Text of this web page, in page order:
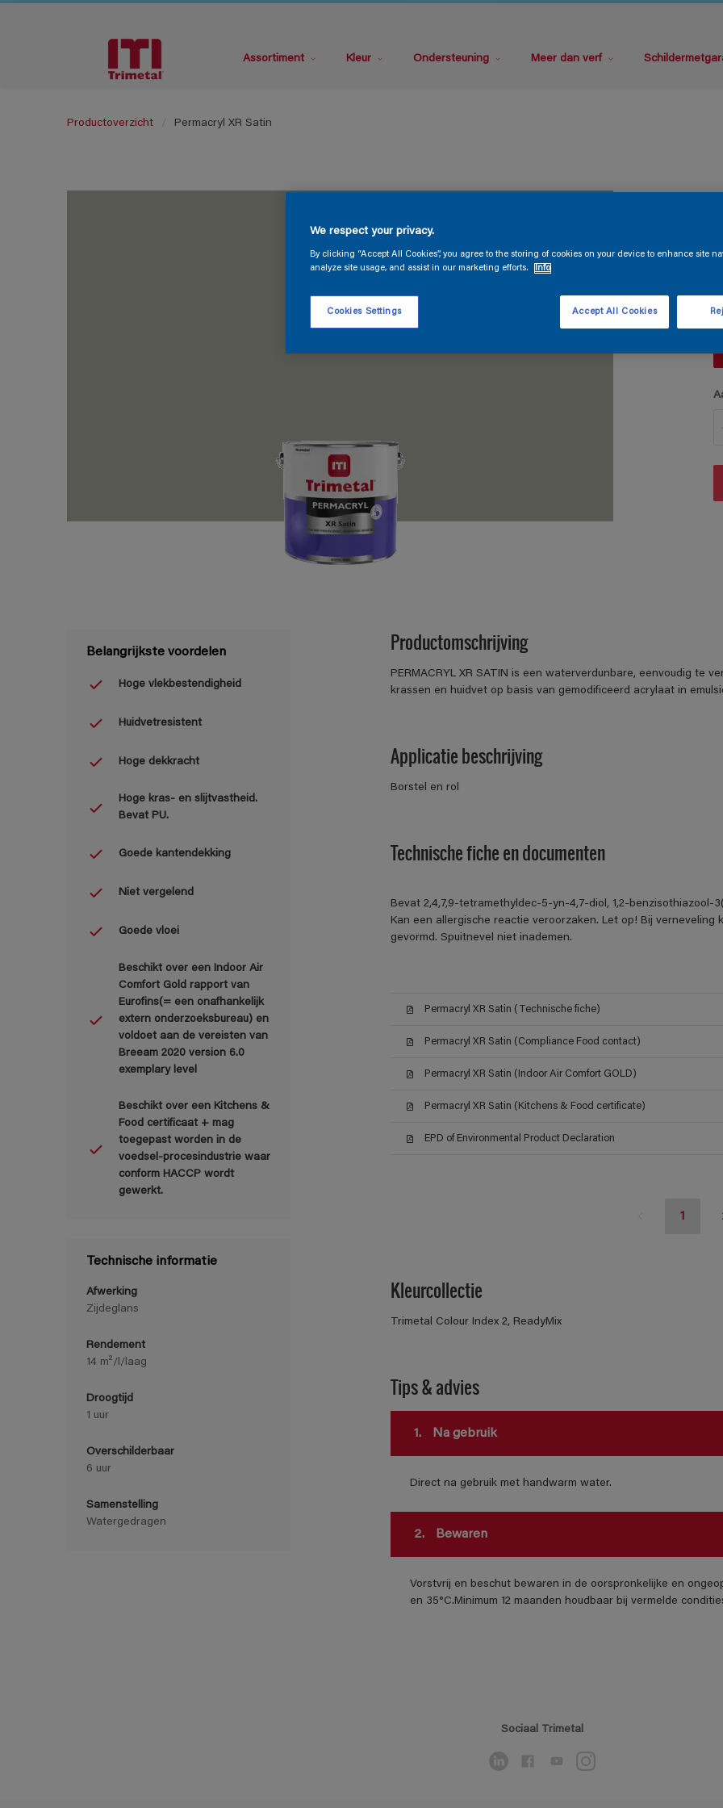
Assortiment Kleur Ondersteuning Meer dan verf
Productoverzicht Permacryl XR Satin
Belangrijkste voordelen
Hoge vlekbestendigheid
Huidvetresistent
Hoge dekkracht
Hoge kras- en slijtvastheid.
Bevat PU.
Goede kantendekking
Niet vergelend
Goede vloei
Beschikt over een Indoor Air
Comfort Gold rapport van
Eurofins(= een onafhankelijk
extern onderzoeksbureau) en
voldoet aan de vereisten van
Breeam 2020 version 6.0
exemplary level
Beschikt over een Kitchens &
Food certificaat + mag
toegepast worden in de
voedsel-procesindustrie waar
conform HACCP wordt
gewerkt.
Technische informatie
Afwerking
Zijdeglans
Rendement
14 m²/l/laag
Droogtijd
1 uur
Overschilderbaar
6 uur
Samenstelling
Watergedragen
Productomschrijving
PERMACRYL XR SATIN is een waterverdunbare, eenvoudig te
krassen en huidvet op basis van gemodificeerd acrylaat in
Applicatie beschrijving
Borstel en rol
Technische fiche en documenten
Bevat 2,4,7,9-tetramethyldec-5-yn-4,7-diol, 1,2-
Kan een allergische reactie veroorzaken. Let op! Bij
gevormd. Spuitnevel niet inademen.
Permacryl XR Satin (Technische fiche)
Permacryl XR Satin (Compliance Food contact)
Permacryl XR Satin (Indoor Air Comfort GOLD)
Permacryl XR Satin (Kitchens & Food certificate)
EPD of Environmental Product Declaration
1
Kleurcollectie
Trimetal Colour Index 2, ReadyMix
Tips & advies
1. Na gebruik
Direct na gebruik met handwarm water.
2. Bewaren
Vorstvrij en beschut bewaren in de oorspronkelijke en
en 35°C.Minimum 12 maanden houdbaar bij vermelde
Sociaal Trimetal
We respect your privacy.
By clicking “Accept All Cookies”, you agree to the storing of cookies on your device to enhance site
analyze site usage, and assist in our marketing efforts.
Info
Cookies Settings Accept All Cookies